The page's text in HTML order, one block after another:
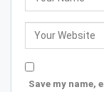
Save my name,